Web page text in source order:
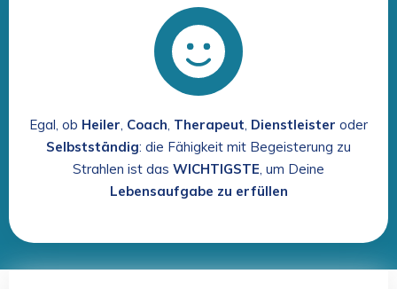
Egal, ob Heiler, Coach, Therapeut, Dienstleister oder
Selbstständig: die Fähigkeit mit Begeisterung zu
Strahlen ist das WICHTIGSTE, um Deine
Lebensaufgabe zu erfüllen